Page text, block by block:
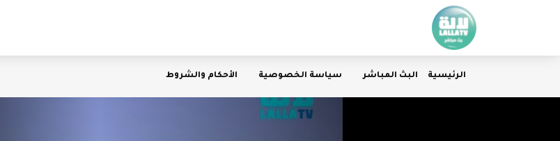
الرئيسية البث المباشر سياسة الخصوصية الأحكام والشروط